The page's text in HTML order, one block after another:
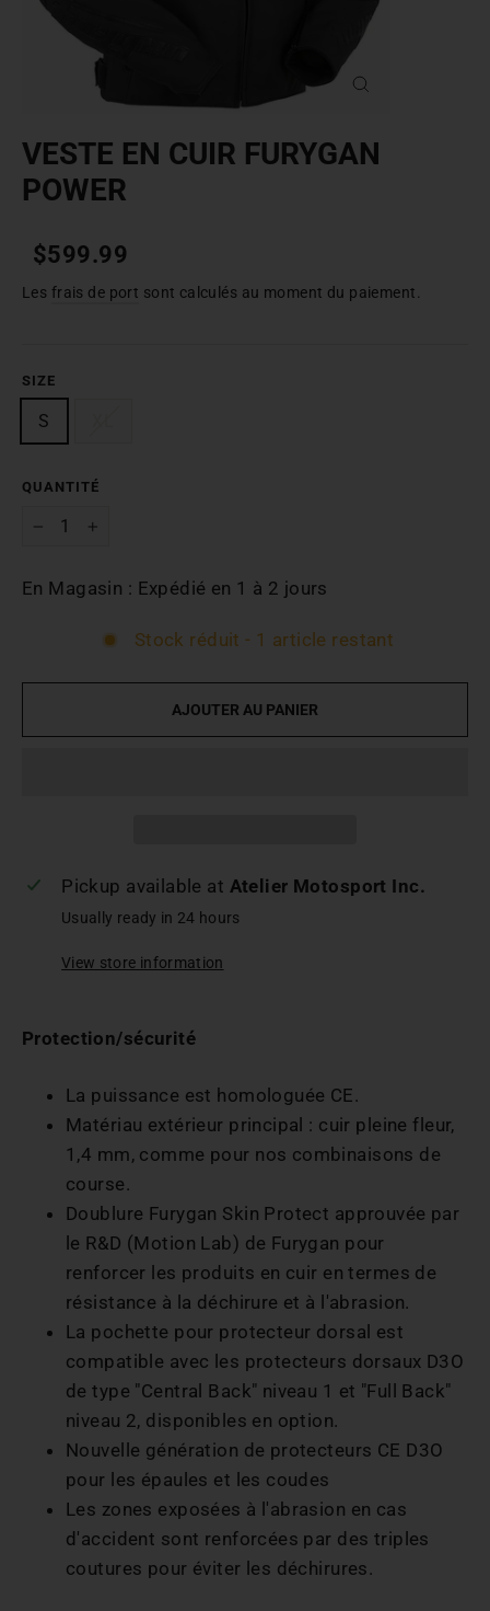
VESTE EN CUIR FURYGAN
POWER
Prix
Prix
$599.99
Les frais de port sont calculés au moment du paiement.
SIZE
S
QUANTITÉ
En Magasin : Expédié en 1 à 2 jours
Stock réduit - 1 article restant
AJOUTER AU PANIER
Pickup available at Atelier Motosport Inc.
Usually ready in 24 hours
View store information
Protection/sécurité
La puissance est homologuée CE.
Matériau extérieur principal : cuir pleine fleur,
1,4 mm, comme pour nos combinaisons de
course.
Doublure Furygan Skin Protect approuvée par
le R&D (Motion Lab) de Furygan pour
renforcer les produits en cuir en termes de
résistance à la déchirure et à l'abrasion.
La pochette pour protecteur dorsal est
compatible avec les protecteurs dorsaux D3O
de type "Central Back" niveau 1 et "Full Back"
niveau 2, disponibles en option.
Nouvelle génération de protecteurs CE D3O
pour les épaules et les coudes
Les zones exposées à l'abrasion en cas
d'accident sont renforcées par des triples
coutures pour éviter les déchirures.